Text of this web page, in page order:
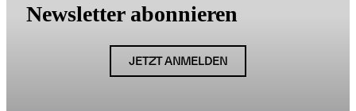
Newsletter abonnieren
JETZT ANMELDEN